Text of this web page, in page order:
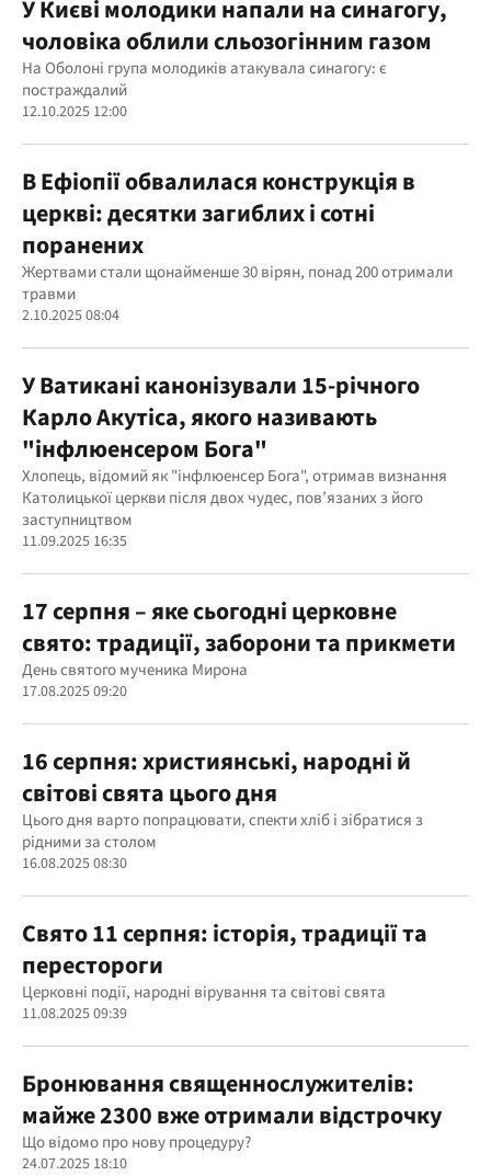
У Києві молодики напали на синагогу,
чоловіка облили сльозогінним газом
На Оболоні група молодиків атакувала синагогу: є
постраждалий
12.10.2025 12:00
В Ефіопії обвалилася конструкція в
церкві: десятки загиблих і сотні
поранених
Жертвами стали щонайменше 30 вірян, понад 200 отримали
травми
2.10.2025 08:04
У Ватикані канонізували 15-річного
Карло Акутіса, якого називають
"інфлюенсером Бога"
Хлопець, відомий як "інфлюенсер Бога", отримав визнання
Католицької церкви після двох чудес, пов’язаних з його
заступництвом
11.09.2025 16:35
17 серпня – яке сьогодні церковне
свято: традиції, заборони та прикмети
День святого мученика Мирона
17.08.2025 09:20
16 серпня: християнські, народні й
світові свята цього дня
Цього дня варто попрацювати, спекти хліб і зібратися з
рідними за столом
16.08.2025 08:30
Свято 11 серпня: історія, традиції та
перестороги
Церковні події, народні вірування та світові свята
11.08.2025 09:39
Бронювання священнослужителів:
майже 2300 вже отримали відстрочку
Що відомо про нову процедуру?
24.07.2025 18:10